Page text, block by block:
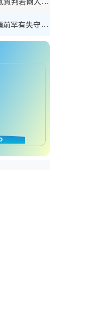
簡淑兒染金毛剪短頭髮氣質判若兩人！嚇壞老公麥大力都認唔出：「你做咩事？」
TVB新聞主播陳嘉欣鏡頭前罕有失守！遭林超英一句說話突襲嚇親當場大笑